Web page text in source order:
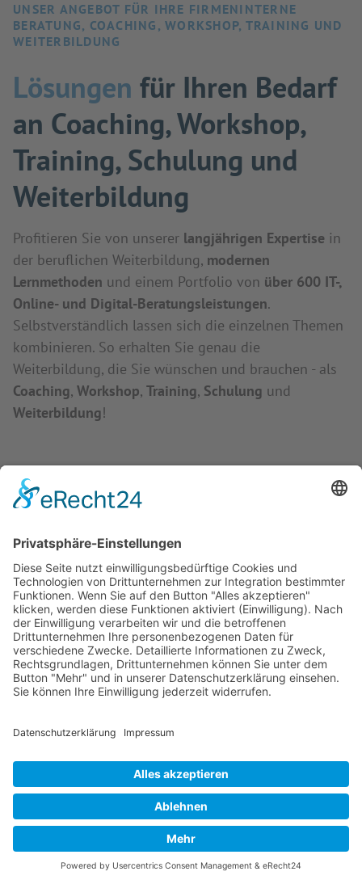
UNSER ANGEBOT FÜR IHRE FIRMENINTERNE
BERATUNG, COACHING, WORKSHOP, TRAINING UND
WEITERBILDUNG
Lösungen für Ihren Bedarf
an Coaching, Workshop,
Training, Schulung und
Weiterbildung
Profitieren Sie von unserer langjährigen Expertise in
der beruflichen Weiterbildung, modernen
Lernmethoden und einem Portfolio von über 600 IT-,
Online- und Digital-Beratungsleistungen.
Selbstverständlich lassen sich die einzelnen Themen
kombinieren. So erhalten Sie genau die
Weiterbildung, die Sie wünschen und brauchen - als
Coaching, Workshop, Training, Schulung und
Weiterbildung!
✓ Für eine Person
Training & Coaching für Einzelpersonen
Passgenaue Inhalte auf den einzelnen
Teilnehmer zugeschnitten
Ein sehr effektives Format, das schnell
Individuelle Training und Coaching
motivieren und wirken
Jetzt anfragen